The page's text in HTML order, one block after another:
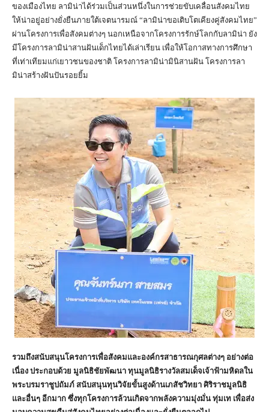
ของเมืองไทย ลามิน่าได้ร่วมเป็นส่วนหนึ่งในการช่วยขับเคลื่อนสังคมไทย
ให้น่าอยู่อย่างยั่งยืนภายใต้เจตนารมณ์ “ลามิน่าขอเติบโตเคียงคู่สังคมไทย”
ผ่านโครงการเพื่อสังคมต่างๆ นอกเหนือจากโครงการรักษ์โลกกับลามิน่า ยัง
มีโครงการลามิน่าสานฝันเด็กไทยได้เล่าเรียน เพื่อให้โอกาสทางการศึกษา
ที่เท่าเทียมแก่เยาวชนของชาติ โครงการลามิน่ามินิสานฝัน โครงการลา
มิน่าสร้างฝันปันรอยยิ้ม
รวมถึงสนับสนุนโครงการเพื่อสังคมและองค์กรสาธารณกุศลต่างๆ อย่างต่อ
เนื่อง ประกอบด้วย มูลนิธิชัยพัฒนา ทุนมูลนิธิรางวัลสมเด็จเจ้าฟ้ามหิดลใน
พระบรมราชูปถัมภ์ สนับสนุนทุนวิจัยขั้นสูงด้านเภสัชวิทยา ศิริราชมูลนิธิ
และอื่นๆ อีกมาก ซึ่งทุกโครงการล้วนเกิดจากพลังความมุ่งมั่น ทุ่มเท เพื่อส่ง